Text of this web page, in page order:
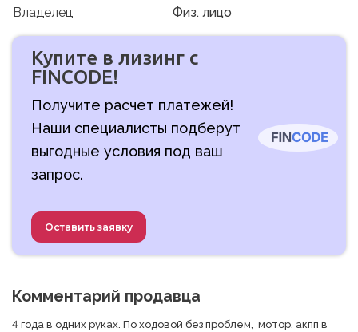
Владелец
Физ. лицо
Купите в лизинг с
FINCODE!
Получите расчет платежей!
Наши специалисты подберут
выгодные условия под ваш
запрос.
Оставить заявку
Комментарий продавца
4 года в одних руках. По ходовой без проблем,  мотор, акпп в